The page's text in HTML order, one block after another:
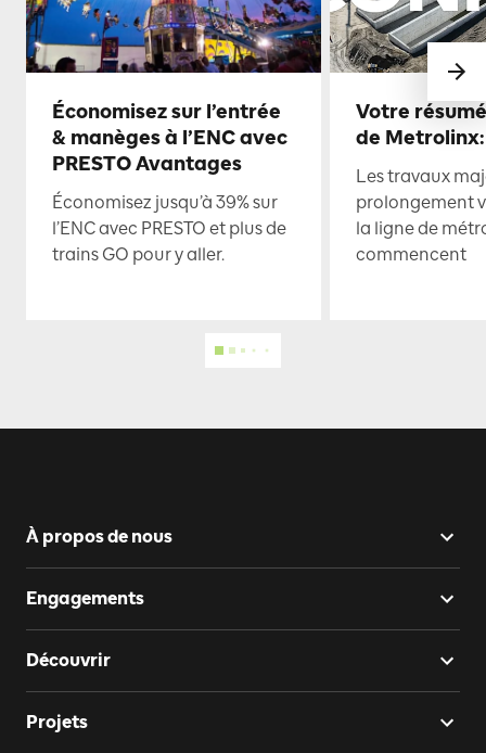
Économisez sur l’entrée
& manèges à l’ENC avec
PRESTO Avantages
Économisez jusqu’à 39% sur
l’ENC avec PRESTO et plus de
trains GO pour y aller.
Votre
de
Les travaux
prolongement
la ligne de
commencent
À propos de nous
Engagements
Découvrir
Projets